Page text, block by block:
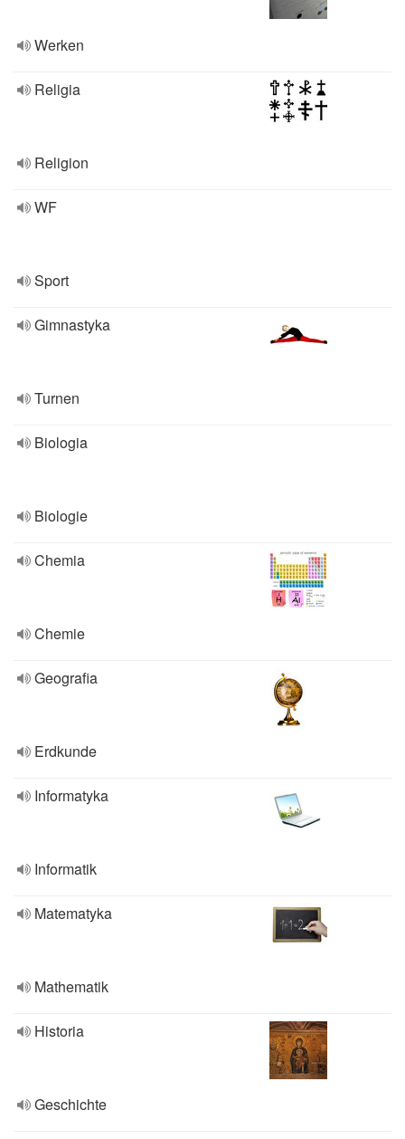
Werken
Religia
Religion
WF
Sport
Gimnastyka
Turnen
Biologia
Biologie
Chemia
Chemie
Geografia
Erdkunde
Informatyka
Informatik
Matematyka
Mathematik
Historia
Geschichte